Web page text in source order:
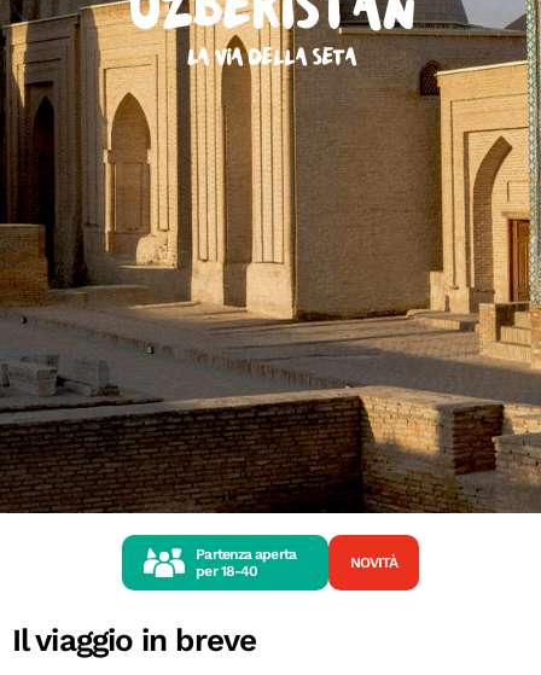
La Via della Seta
Partenza aperta
per18-40
NOVITÀ
Il viaggio in breve